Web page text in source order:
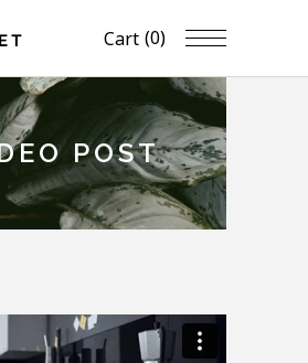
Cart (0)
POST